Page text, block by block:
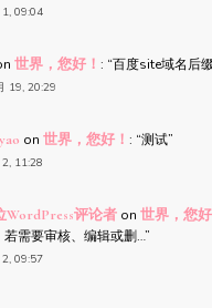
09:04
世界，您好！ : “百度site域名后
19, 20:29
on 世界，您好！ : “测试”
11:28
WordPress评论者 on 世界，您好
若需要审核、编辑或删…”
09:57